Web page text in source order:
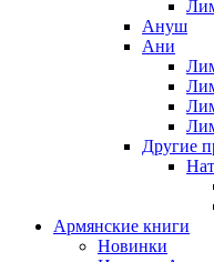
Ануш
Ани
Другие
Армянские книги
Новинки